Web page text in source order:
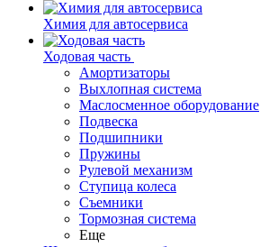
Химия для автосервиса
Ходовая часть
Амортизаторы
Выхлопная система
Маслосменное оборудование
Подвеска
Подшипники
Пружины
Рулевой механизм
Ступица колеса
Съемники
Тормозная система
Еще